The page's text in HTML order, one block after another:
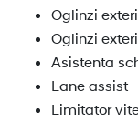
Oglinzi
Oglinzi
Asistenta
Lane assist
Limitator